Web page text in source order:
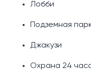
Лобби
Подземная
Джакузи
Охрана 24